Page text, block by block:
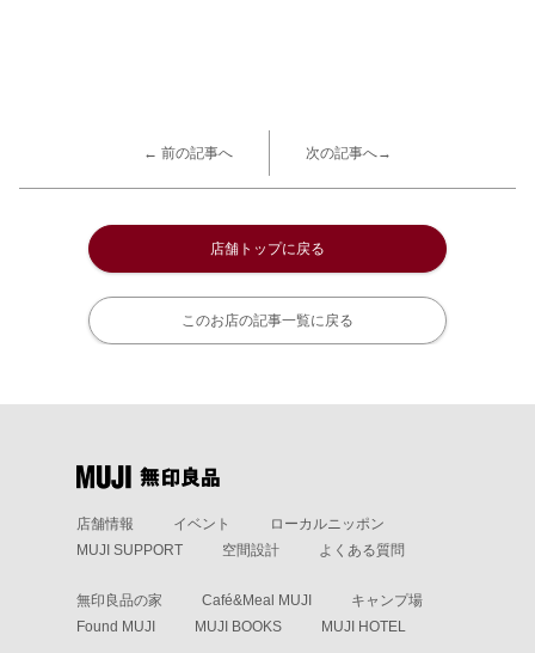
← 前の記事へ 次の記事へ→
店舗トップに戻る
このお店の記事一覧に戻る
店舗情報 イベント
ローカルニッポン
MUJI SUPPORT
空間設計 よくある質問
無印良品の家 Café&Meal MUJI
キャンプ場
Found MUJI
MUJI BOOKS MUJI HOTEL